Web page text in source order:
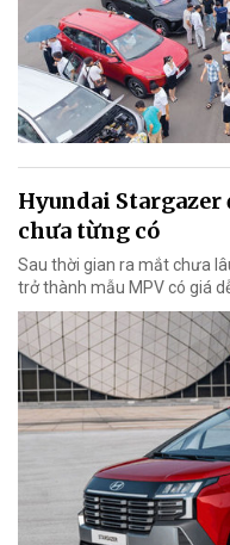
Hyundai Stargazer
chưa từng có
Sau thời gian ra mắt chưa
trở thành mẫu MPV có giá